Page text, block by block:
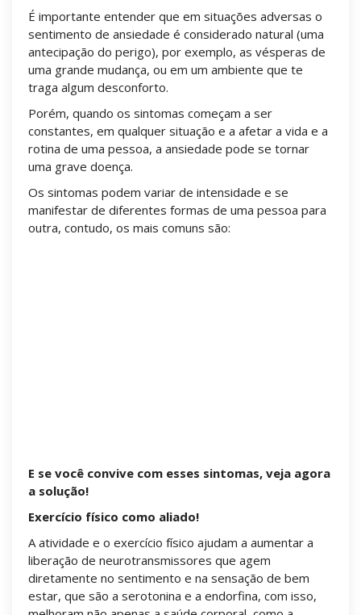
É importante entender que em situações adversas o
sentimento de ansiedade é considerado natural (uma
antecipação do perigo), por exemplo, as vésperas de
uma grande mudança, ou em um ambiente que te
traga algum desconforto.
Porém, quando os sintomas começam a ser
constantes, em qualquer situação e a afetar a vida e a
rotina de uma pessoa, a ansiedade pode se tornar
uma grave doença.
Os sintomas podem variar de intensidade e se
manifestar de diferentes formas de uma pessoa para
outra, contudo, os mais comuns são:
E se você convive com esses sintomas, veja agora
a solução!
Exercício físico como aliado!
A atividade e o exercício físico ajudam a aumentar a
liberação de neurotransmissores que agem
diretamente no sentimento e na sensação de bem
estar, que são a serotonina e a endorfina, com isso,